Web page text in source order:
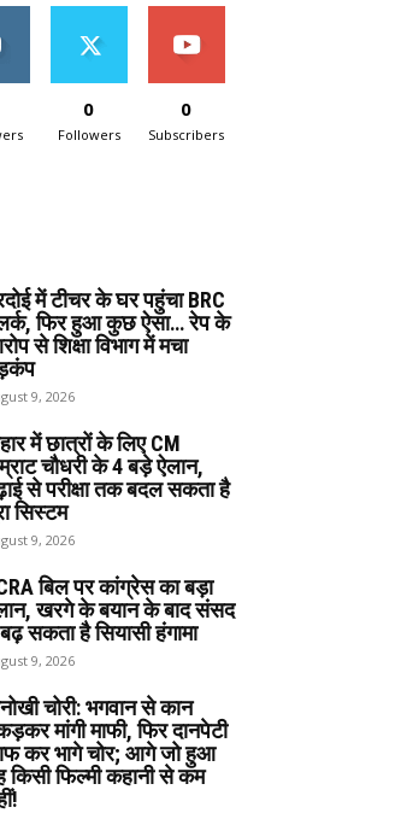
0
Followers
0
Subscribers
में टीचर के घर पहुंचा BRC
फिर हुआ कुछ ऐसा… रेप के
से शिक्षा विभाग में मचा
9, 2026
में छात्रों के लिए CM
चौधरी के 4 बड़े ऐलान,
से परीक्षा तक बदल सकता है
सिस्टम
9, 2026
बिल पर कांग्रेस का बड़ा
खरगे के बयान के बाद संसद
सकता है सियासी हंगामा
9, 2026
चोरी: भगवान से कान
मांगी माफी, फिर दानपेटी
कर भागे चोर; आगे जो हुआ
किसी फिल्मी कहानी से कम